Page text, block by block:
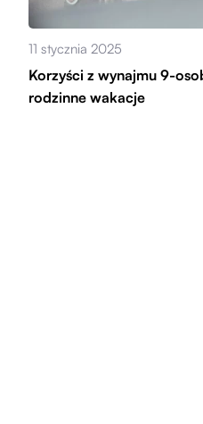
11 stycznia 2025
Korzyści z wynajmu 9-
rodzinne wakacje